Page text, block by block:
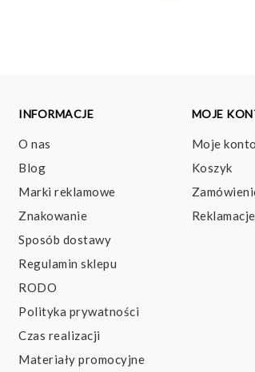
INFORMACJE
O nas
Blog
Marki reklamowe
Znakowanie
Sposób dostawy
Regulamin sklepu
RODO
Polityka prywatności
Czas realizacji
Materiały promocyjne
MOJE
Moje konto
Koszyk
Reklamacje